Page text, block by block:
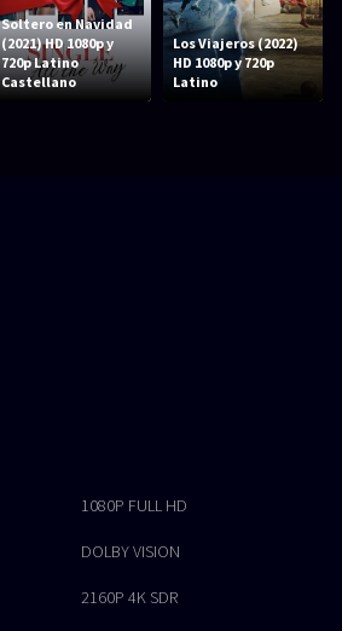
Soltero en Navidad
(2021) HD 1080p y
720p Latino
Castellano
Los Viajeros (2022)
HD 1080p y 720p
Latino
1080P FULL HD
DOLBY VISION
2160P 4K SDR